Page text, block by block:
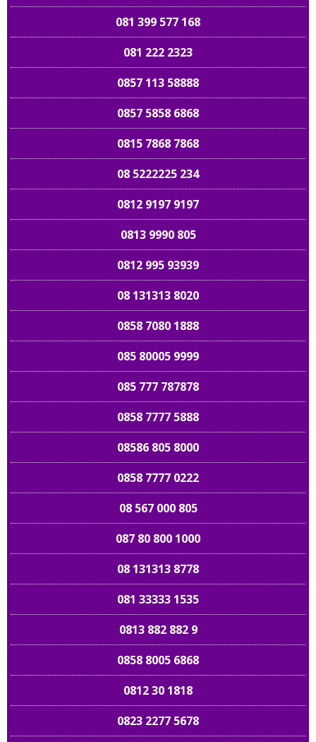
081 399 577 168
081 222 2323
0857 113 58888
0857 5858 6868
0815 7868 7868
08 5222225 234
0812 9197 9197
0813 9990 805
0812 995 93939
08 131313 8020
0858 7080 1888
085 80005 9999
085 777 787878
0858 7777 5888
08586 805 8000
0858 7777 0222
08 567 000 805
087 80 800 1000
08 131313 8778
081 33333 1535
0813 882 882 9
0858 8005 6868
0812 30 1818
0823 2277 5678